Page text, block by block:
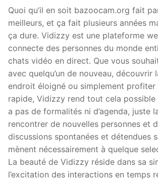
Quoi qu’il en soit bazoocam.org fait
meilleurs, et ça fait plusieurs années
ça dure. Vidizzy est une plateforme
connecte des personnes du monde
chats vidéo en direct. Que vous
avec quelqu’un de nouveau, découvrir
endroit éloigné ou simplement profiter
rapide, Vidizzy rend tout cela possible
a pas de formalités ni d’agenda, juste
rencontrer de nouvelles personnes et
discussions spontanées et détendues
mènent nécessairement à quelque
La beauté de Vidizzy réside dans sa
l’excitation des interactions en temps